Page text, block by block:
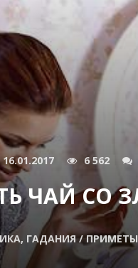
16.01.2017 6 562
ЧАЙ СО
ГАДАНИЯ / ПРИМЕТЫ